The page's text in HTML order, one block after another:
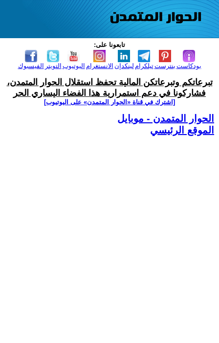
تابعونا على:
الفيسبوك التويتر اليوتيوب الانستغرام لينكدإن تيلكرامبنترست بودكاست
تبرعاتكم وتبرعاتكن المالية تحفظ استقلال الحوار المتمدن،
فشاركونا في دعم استمرارية هذا الفضاء اليساري الحر
[اشترك في قناة ‫«الحوار المتمدن» على اليوتيوب]
الحوار المتمدن - موبايل
الموقع الرئيسي